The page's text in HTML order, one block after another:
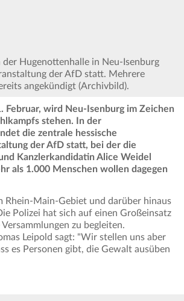
Hugenottenhalle in Neu-Isenburg
der AfD statt. Mehrere
angekündigt (Archivbild).
Februar, wird Neu-Isenburg im Zeichen
stehen. In der
die zentrale hessische
der AfD statt, bei der die
Kanzlerkandidatin Alice Weidel
als 1.000 Menschen wollen dagegen
Rhein-Main-Gebiet und darüber hinaus
Polizei hat sich auf einen Großeinsatz
zu begleiten.
Leipold sagt: "Wir stellen uns aber
es Personen gibt, die Gewalt ausüben